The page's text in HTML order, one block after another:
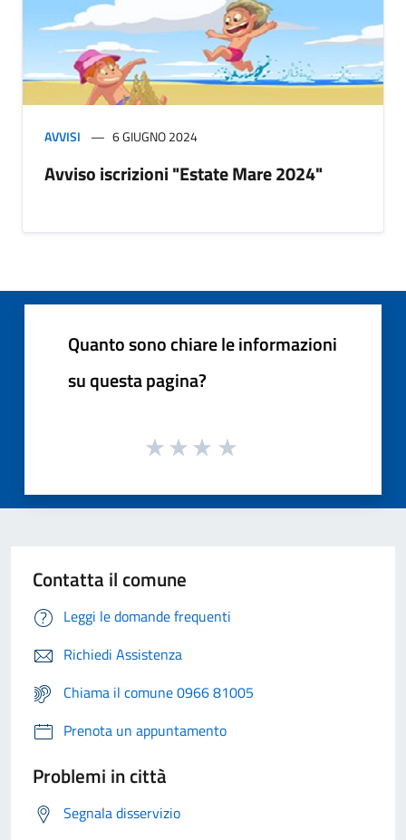
AVVISI 6 GIUGNO 2024
Avviso iscrizioni "Estate Mare 2024"
Quanto sono chiare le informazioni
su questa pagina?
Contatta il comune
Leggi le domande frequenti
Richiedi Assistenza
Chiama il comune 0966 81005
Prenota un appuntamento
Problemi in città
Segnala disservizio